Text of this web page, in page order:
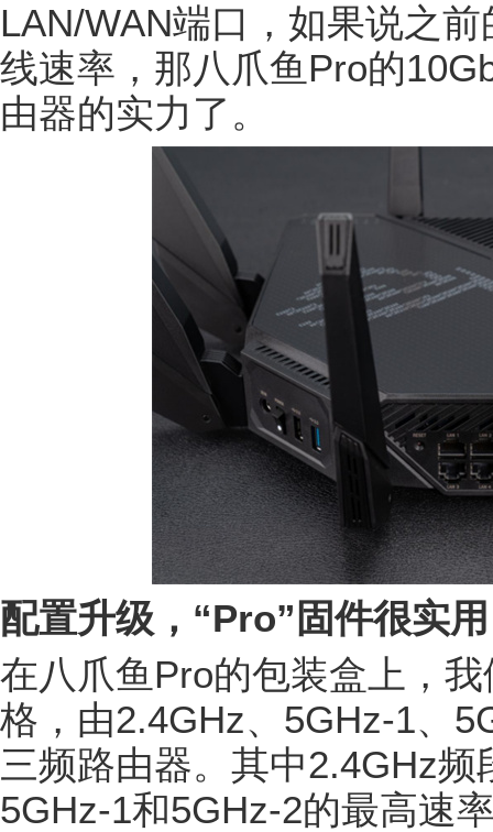
LAN/WAN端口，如果说之
线速率，那八爪鱼Pro的
由器的实力了。
配置升级，“Pro”固件很实用
在八爪鱼Pro的包装盒上，
格，由2.4GHz、5GHz-1、
三频路由器。其中2.4GHz
5GHz-1和5GHz-2的最高速